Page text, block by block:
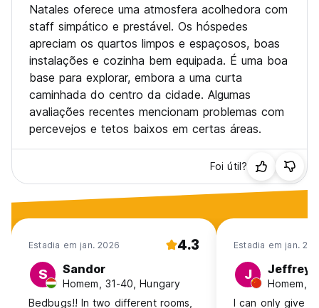
Natales oferece uma atmosfera acolhedora com
staff simpático e prestável. Os hóspedes
apreciam os quartos limpos e espaçosos, boas
instalações e cozinha bem equipada. É uma boa
base para explorar, embora a uma curta
caminhada do centro da cidade. Algumas
avaliações recentes mencionam problemas com
percevejos e tetos baixos em certas áreas.
Foi útil?
Estadia em jan. 2026 4.3
S Sandor
Homem, 31-40, Hungary
Bedbugs!! In two different rooms,
Estadia em jan.
J Jeffrey
Homem,
I can only give a